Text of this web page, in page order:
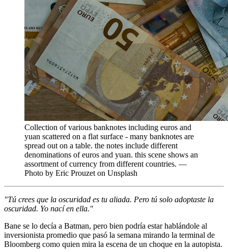
Collection of various banknotes including euros and
yuan scattered on a flat surface - many banknotes are
spread out on a table. the notes include different
denominations of euros and yuan. this scene shows an
assortment of currency from different countries. —
Photo by Eric Prouzet on Unsplash
"Tú crees que la oscuridad es tu aliada. Pero tú solo adoptaste la
oscuridad. Yo nací en ella."
Bane se lo decía a Batman, pero bien podría estar hablándole al
inversionista promedio que pasó la semana mirando la terminal de
Bloomberg como quien mira la escena de un choque en la autopista.